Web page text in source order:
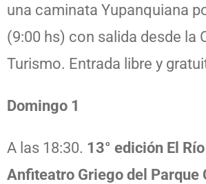
una caminata Yupanquiana
(9:00 hs) con salida desde la
Turismo. Entrada libre y
Domingo 1
A las 18:30. 13° edición El
Anfiteatro Griego del Parque